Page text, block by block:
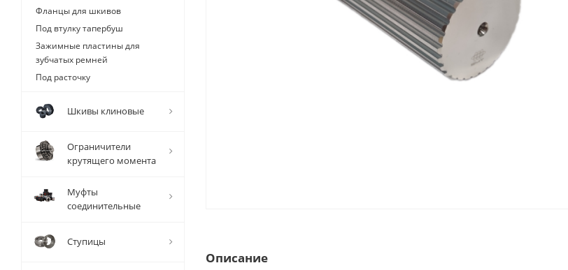
Описание
Фланцы для шкивов
Под втулку тапербуш
Зажимные пластины для
зубчатых ремней
Под расточку
Шкивы клиновые
Ограничители
крутящего момента
Муфты
соединительные
Ступицы